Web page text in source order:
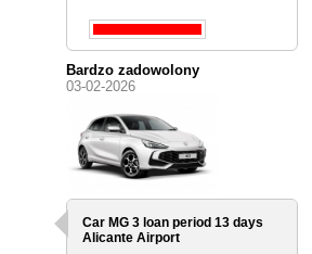
Bardzo zadowolony
03-02-2026
Car MG 3 loan period 13 days
Alicante Airport